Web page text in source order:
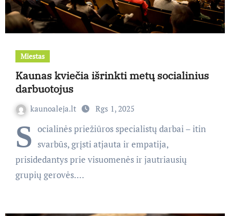
Miestas
Kaunas kviečia išrinkti metų socialinius
darbuotojus
kaunoaleja.lt Rgs 1, 2025
S ocialinės priežiūros specialistų darbai – itin
svarbūs, grįsti atjauta ir empatija,
prisidedantys prie visuomenės ir jautriausių
grupių gerovės.…